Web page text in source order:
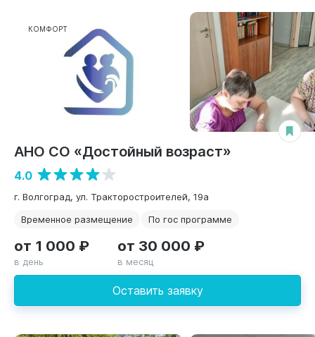
КОМФОРТ
АНО СО «Достойный возраст»
4.0
г. Волгоград, ул. Тракторостроителей, 19а
Временное размещение
По гос программе
Оставить заявку
от 1 000 ₽
в день
от 30 000 ₽
в месяц